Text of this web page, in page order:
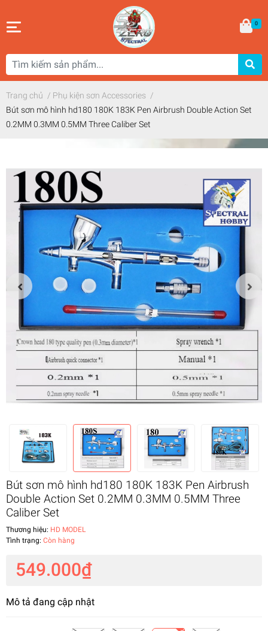
0
Trang chủ / Phụ kiện sơn Accessories /
Bút sơn mô hình hd180 180K 183K Pen Airbrush Double Action Set
0.2MM 0.3MM 0.5MM Three Caliber Set
Bút sơn mô hình hd180 180K 183K Pen Airbrush
Double Action Set 0.2MM 0.3MM 0.5MM Three
Caliber Set
Thương hiệu: HD MODEL
Tình trạng: Còn hàng
549.000₫
Mô tả đang cập nhật